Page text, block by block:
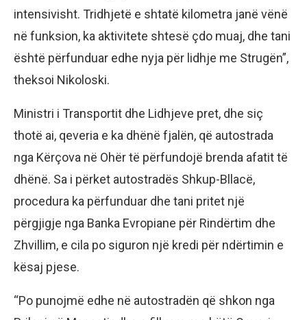
intensivisht. Tridhjetë e shtatë kilometra janë vënë
në funksion, ka aktivitete shtesë çdo muaj, dhe tani
është përfunduar edhe nyja për lidhje me Strugën”,
theksoi Nikoloski.
Ministri i Transportit dhe Lidhjeve pret, dhe siç
thotë ai, qeveria e ka dhënë fjalën, që autostrada
nga Kërçova në Ohër të përfundojë brenda afatit të
dhënë. Sa i përket autostradës Shkup-Bllacë,
procedura ka përfunduar dhe tani pritet një
përgjigje nga Banka Evropiane për Rindërtim dhe
Zhvillim, e cila po siguron një kredi për ndërtimin e
kësaj pjese.
“Po punojmë edhe në autostradën që shkon nga